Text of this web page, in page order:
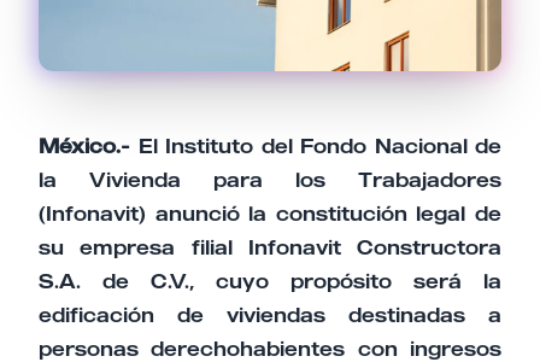
México.- El Instituto del Fondo Nacional de
la Vivienda para los Trabajadores
(Infonavit) anunció la constitución legal de
su empresa filial Infonavit Constructora
S.A. de C.V., cuyo propósito será la
edificación de viviendas destinadas a
personas derechohabientes con ingresos